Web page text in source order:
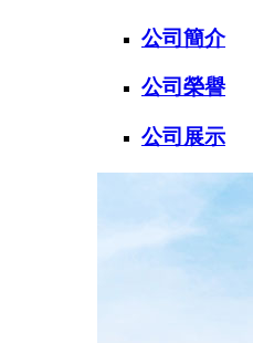
公司簡介
公司榮譽
公司展示